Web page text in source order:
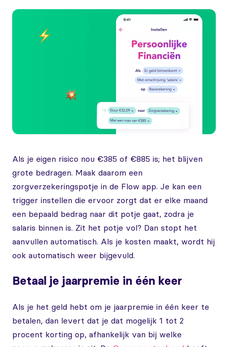
Als je eigen risico nou €385 of €885 is; het blijven
grote bedragen. Maak daarom een
zorgverzekeringspotje in de Flow app. Je kan een
trigger instellen die ervoor zorgt dat er elke maand
een bepaald bedrag naar dit potje gaat, zodra je
salaris binnen is. Zit het potje vol? Dan stopt het
aanvullen automatisch. Als je kosten maakt, wordt hij
ook automatisch weer bijgevuld.
Betaal je jaarpremie in één keer
Als je het geld hebt om je jaarpremie in één keer te
betalen, dan levert dat je dat mogelijk 1 tot 2
procent korting op, afhankelijk van bij welke